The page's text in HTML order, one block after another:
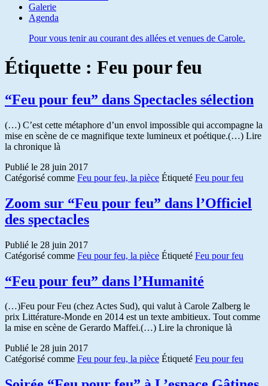
Galerie
Agenda
Pour vous tenir au courant des allées et venues de Carole.
Étiquette : Feu pour feu
“Feu pour feu” dans Spectacles sélection
(…) C’est cette métaphore d’un envol impossible qui accompagne la
mise en scène de ce magnifique texte lumineux et poétique.(…) Lire
la chronique là
Publié le 28 juin 2017
Catégorisé comme Feu pour feu, la pièce Étiqueté Feu pour feu
Zoom sur “Feu pour feu” dans l’Officiel
des spectacles
Publié le 28 juin 2017
Catégorisé comme Feu pour feu, la pièce Étiqueté Feu pour feu
“Feu pour feu” dans l’Humanité
(…)Feu pour Feu (chez Actes Sud), qui valut à Carole Zalberg le
prix Littérature-Monde en 2014 est un texte ambitieux. Tout comme
la mise en scène de Gerardo Maffei.(…) Lire la chronique là
Publié le 28 juin 2017
Catégorisé comme Feu pour feu, la pièce Étiqueté Feu pour feu